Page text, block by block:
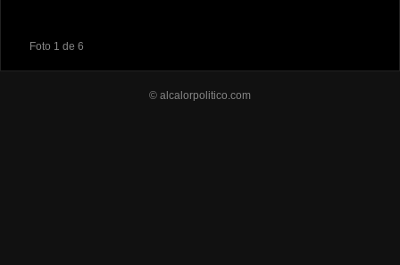
Foto 1 de 6
© alcalorpolitico.com